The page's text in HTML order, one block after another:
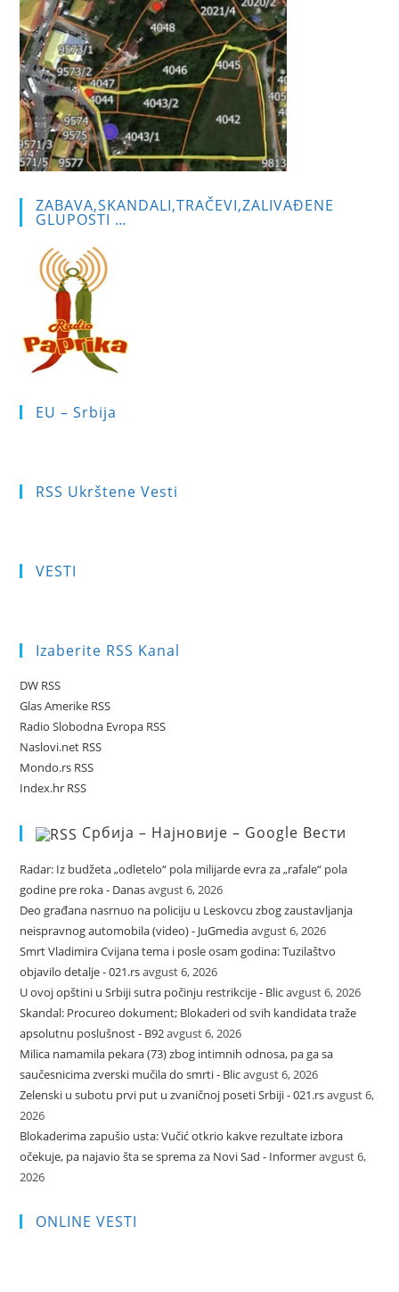
ZABAVA,SKANDALI,TRAČEVI,ZALIVAĐENE
GLUPOSTI …
EU – Srbija
RSS Ukrštene Vesti
VESTI
Izaberite RSS Kanal
DW RSS
Glas Amerike RSS
Radio Slobodna Evropa RSS
Naslovi.net RSS
Mondo.rs RSS
Index.hr RSS
Србија – Најновије – Google Вести
Radar: Iz budžeta „odletelo“ pola milijarde evra za „rafale“ pola
godine pre roka - Danasavgust 6, 2026
Deo građana nasrnuo na policiju u Leskovcu zbog zaustavljanja
neispravnog automobila (video) - JuGmediaavgust 6, 2026
Smrt Vladimira Cvijana tema i posle osam godina: Tuzilaštvo
objavilo detalje - 021.rsavgust 6, 2026
U ovoj opštini u Srbiji sutra počinju restrikcije - Blicavgust 6, 2026
Skandal: Procureo dokument; Blokaderi od svih kandidata traže
apsolutnu poslušnost - B92avgust 6, 2026
Milica namamila pekara (73) zbog intimnih odnosa, pa ga sa
saučesnicima zverski mučila do smrti - Blicavgust 6, 2026
Zelenski u subotu prvi put u zvaničnoj poseti Srbiji - 021.rsavgust 6,
2026
Blokaderima zapušio usta: Vučić otkrio kakve rezultate izbora
očekuje, pa najavio šta se sprema za Novi Sad - Informeravgust 6,
2026
ONLINE VESTI